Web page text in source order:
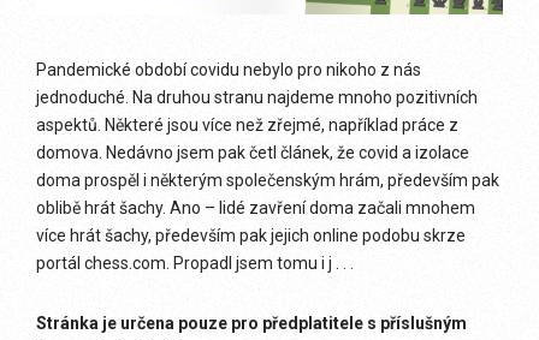
Pandemické období covidu nebylo pro nikoho z nás
jednoduché. Na druhou stranu najdeme mnoho pozitivních
aspektů. Některé jsou více než zřejmé, například práce z
domova. Nedávno jsem pak četl článek, že covid a izolace
doma prospěl i některým společenským hrám, především pak
oblibě hrát šachy. Ano – lidé zavření doma začali mnohem
více hrát šachy, především pak jejich online podobu skrze
portál chess.com. Propadl jsem tomu i j . . .
Stránka je určena pouze pro předplatitele s příslušným